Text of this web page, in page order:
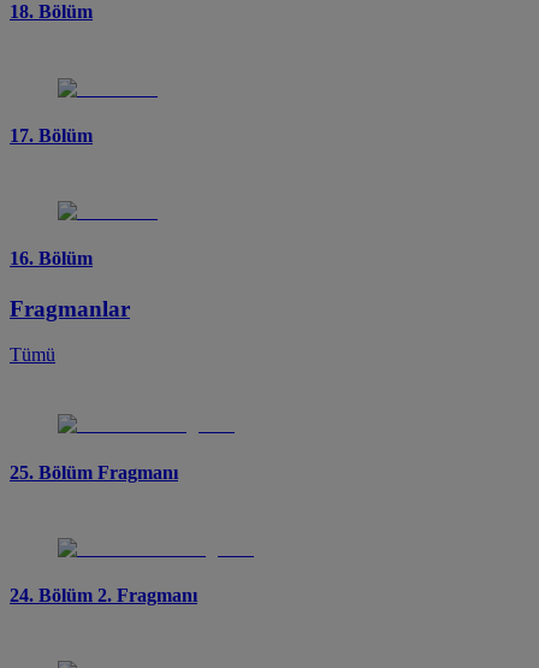
18. Bölüm
17. Bölüm
16. Bölüm
Fragmanlar
Tümü
25. Bölüm Fragmanı
24. Bölüm 2. Fragmanı